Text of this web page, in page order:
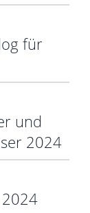
für
und
2024